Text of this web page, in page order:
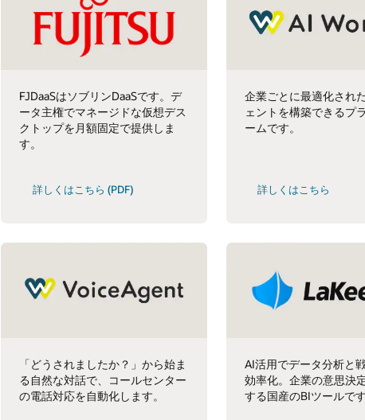
FJDaaSはソブリンDaaSです。デ
ータ主権でマネージドな仮想デス
クトップを月額固定で提供しま
す。
詳しくはこちら (PDF)
企業ごとに最適化され
ェントを構築できるプ
ームです。
詳しくはこちら
「どうされましたか？」から始ま
る自然な対話で、コールセンター
の電話対応を自動化します。
AI活用でデータ分析と
効率化。企業の意思決
する国産のBIツールです